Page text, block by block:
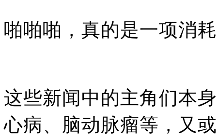
啪啪啪，真的是一项消
这些新闻中的主角们本
心病、脑动脉瘤等，又